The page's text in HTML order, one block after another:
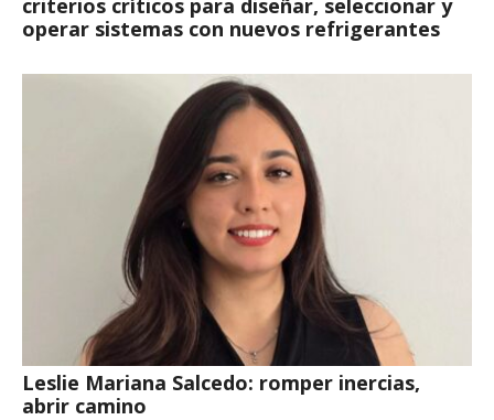
operar sistemas con nuevos refrigerantes
Leslie Mariana Salcedo: romper inercias,
abrir camino